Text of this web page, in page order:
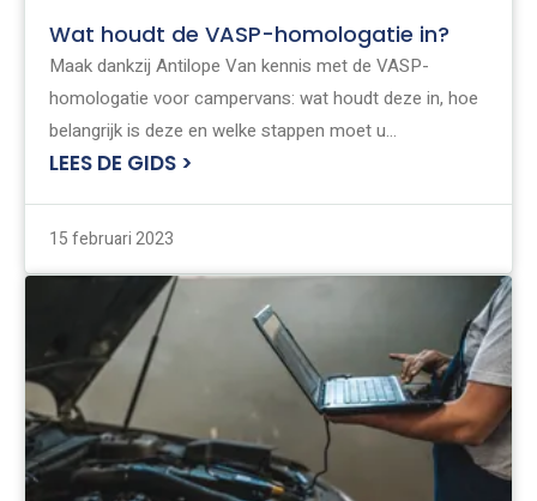
Wat houdt de VASP-homologatie in?
Maak dankzij Antilope Van kennis met de VASP-
homologatie voor campervans: wat houdt deze in, hoe
belangrijk is deze en welke stappen moet u
ondernemen om deze homologatie te verkrijgen.
LEES DE GIDS >
15 februari 2023